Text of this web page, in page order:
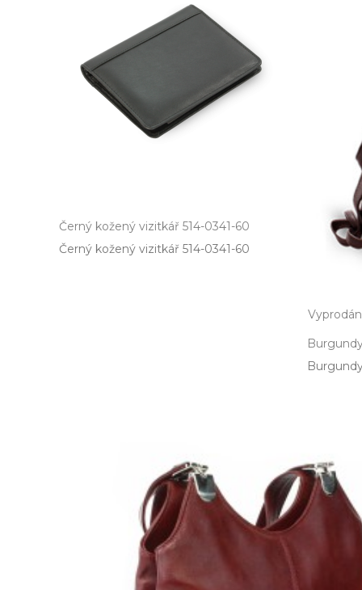
Černý kožený vizitkář 514-0341-60
Černý kožený vizitkář 514­-0341­-60